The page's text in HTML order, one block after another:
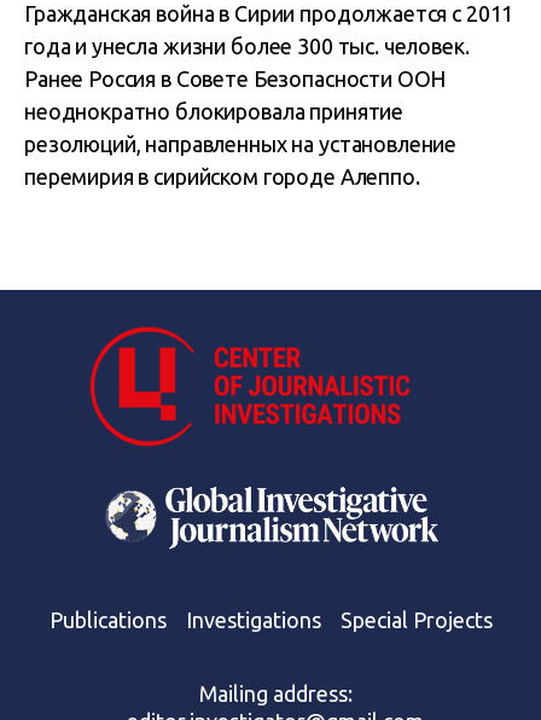
Гражданская война в Сирии продолжается с 2011
года и унесла жизни более 300 тыс. человек.
Ранее Россия в Совете Безопасности ООН
неоднократно блокировала принятие
резолюций, направленных на установление
перемирия в сирийском городе Алеппо.
Publications Investigations Special Projects
Mailing address: